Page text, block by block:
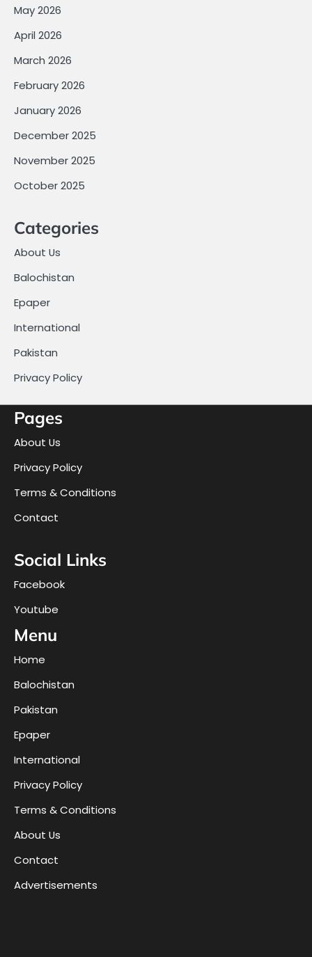
May 2026
April 2026
March 2026
February 2026
January 2026
December 2025
November 2025
October 2025
Categories
About Us
Balochistan
Epaper
International
Pakistan
Privacy Policy
Pages
About Us
Privacy Policy
Terms & Conditions
Contact
Social Links
Facebook
Youtube
Menu
Home
Balochistan
Pakistan
Epaper
International
Privacy Policy
Terms & Conditions
About Us
Contact
Advertisements